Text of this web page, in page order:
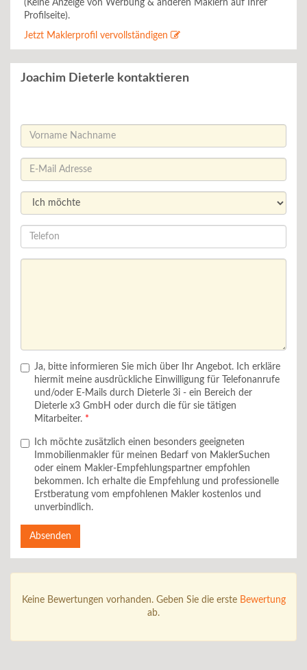
(Keine Anzeige von Werbung & anderen Maklern auf Ihrer
Profilseite).
Jetzt Maklerprofil vervollständigen
Joachim Dieterle kontaktieren
Ja, bitte informieren Sie mich über Ihr Angebot. Ich erkläre
hiermit meine ausdrückliche Einwilligung für Telefonanrufe
und/oder E-Mails durch Dieterle 3i - ein Bereich der
Dieterle x3 GmbH oder durch die für sie tätigen
Mitarbeiter.
Ich möchte zusätzlich einen besonders geeigneten
Immobilienmakler für meinen Bedarf von MaklerSuchen
oder einem Makler-Empfehlungspartner empfohlen
bekommen. Ich erhalte die Empfehlung und professionelle
Erstberatung vom empfohlenen Makler kostenlos und
unverbindlich.
Absenden
Keine Bewertungen vorhanden. Geben Sie die erste Bewertung
ab.